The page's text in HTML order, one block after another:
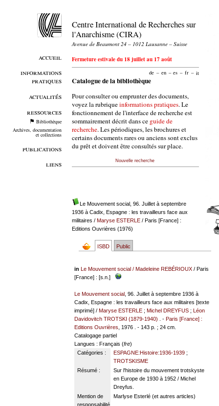
accueil
informations
pratiques
actualités
ressources
Bibliothèque
Archives, documentation
et collections
publications
liens
Centre International de Recherches sur
l'Anarchisme (CIRA)
Avenue de Beaumont 24 – 1012 Lausanne – Suisse
Fermeture estivale du 18 juillet au 17 août
de – en – es – fr – it
Catalogue de la bibliothèque
Pour consulter ou emprunter des documents,
voyez la rubriqueinformations pratiques. Le
fonctionnement de l'interface de recherche est
sommairement décrit dans ce guide de
recherche. Les périodiques, les brochures et
certains documents rares ou anciens sont exclus
du prêt et doivent être consultés sur place.
Nouvelle recherche
Le Mouvement social, 96. Juillet à septembre
1936 à Cadix, Espagne : les travailleurs face aux
militaires / Maryse ESTERLE/ Paris [France] :
Editions Ouvrières (1976)
ISBD Public
in Le Mouvement social /Madeleine REBÉRIOUX / Paris
[France] : [s.n.]
Le Mouvement social , 96. Juillet à septembre 1936 à
Cadix, Espagne : les travailleurs face aux militaires [texte
imprimé] /Maryse ESTERLE ;Michel DREYFUS ;Léon
Davidovitch TROTSKI (1879-1940)
. -Paris [France] :
Editions Ouvrières
, 1976 . - 143 p. ; 24 cm.
Catalogage partiel
Langues : Français (fre)
Catégories :
ESPAGNE:Histoire:1936-1939;
TROTSKISME
Résumé :
Sur l'histoire du mouvement trotskyste
en Europe de 1930 à 1952 / Michel
Dreyfus.
Mention de
responsabilité
Marlyse Esterlé (et autres articles)